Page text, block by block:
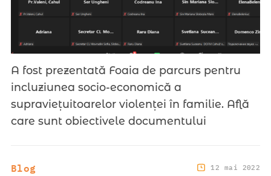
A fost prezentată Foaia de parcurs pentru
incluziunea socio-economică a
supraviețuitoarelor violenței în familie. Află
care sunt obiectivele documentului
Blog 12 mai 2022